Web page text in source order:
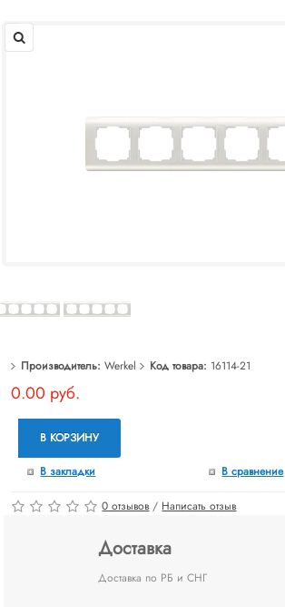
Производитель: Werkel Код товара: 16114-21
0.00 руб.
В КОРЗИНУ
В закладки В сравнение
0 отзывов / Написать отзыв
Доставка
Доставка по РБ и СНГ